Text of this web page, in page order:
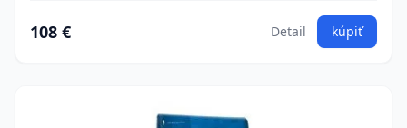
108 € Detail kúpiť